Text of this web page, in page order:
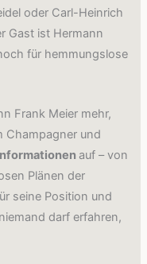
oder Carl-Heinrich
Gast ist Hermann
für hemmungslose
Frank Meier mehr,
Champagner und
auf – von
Plänen der
seine Position und
darf erfahren,